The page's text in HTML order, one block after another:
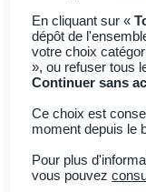
26
pour« »
En cliquant sur «
dépôt de
votre choix
», ou refuser tous
Continuer sans
Ce choix est
moment depuis le
Pour plus
vous pouvez